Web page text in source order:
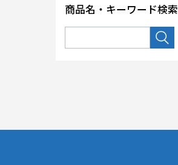
商品名・キーワード検索